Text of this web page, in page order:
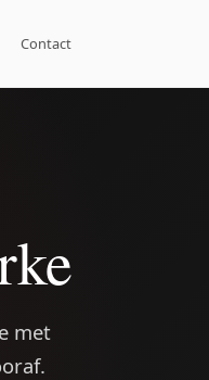
Contact
met